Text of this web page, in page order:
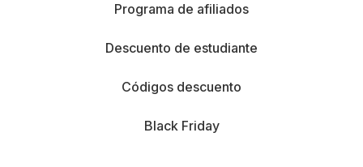
Programa de afiliados
Descuento de estudiante
Códigos descuento
Black Friday